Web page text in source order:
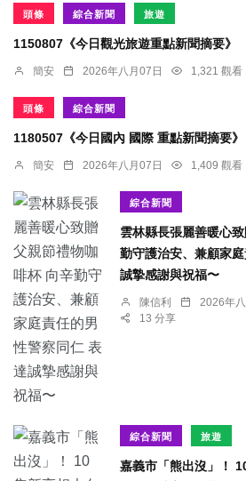
頭條 綜合新聞 旅遊
1150807《今日觀光旅遊重點新聞摘要》
簡安 2026年八月07日 1,321 觀看
頭條 綜合新聞
1180507《今日國內 國際 重點新聞摘要》
簡安 2026年八月07日 1,409 觀看
綜合新聞
雲林縣長張麗善暖心
勤守護治安、兼顧家
誠摯感謝與祝福〜
陳信利 2026年
13 分享
綜合新聞 旅遊
嘉義市「熊出沒」！